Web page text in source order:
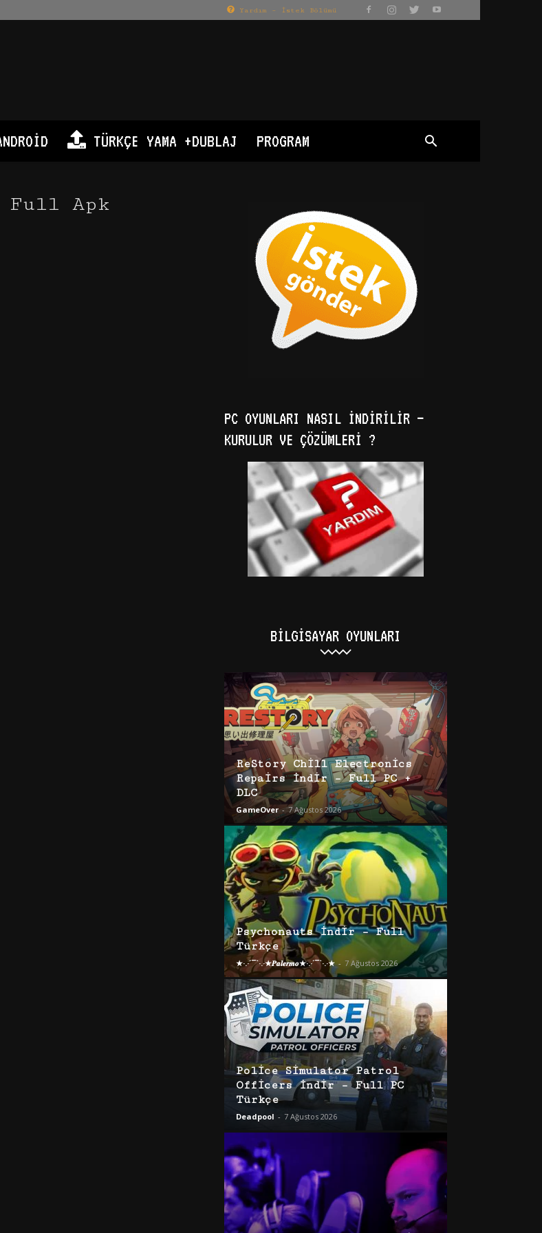
Yardım – İstek Bölümü
TÜRKÇE YAMA +DUBLAJ PROGRAM
Full Apk
PC OYUNLARI NASIL İNDIRILIR –
KURULUR VE ÇÖZÜMLERI ?
BILGISAYAR OYUNLARI
ReStory Chill Electronics
Repairs İndir – Full PC +
DLC
GameOver - 7 Ağustos 2026
Psychonauts İndir – Full
Türkçe
★·.·´¯`·.·★𝑷𝒂𝒍𝒆𝒓𝒎𝒐★·.·´¯`·.·★ - 7 Ağustos 2026
Police Simulator Patrol
Officers İndir – Full PC
Türkçe
Deadpool - 7 Ağustos 2026